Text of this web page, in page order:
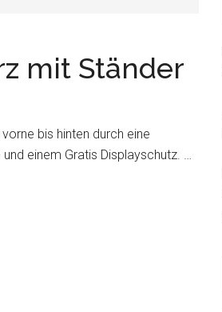
mit Ständer
bis hinten durch eine
einem Gratis Displayschutz. …